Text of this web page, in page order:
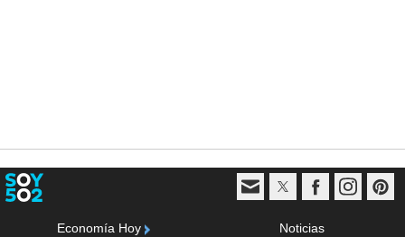
Economía Hoy Noticias